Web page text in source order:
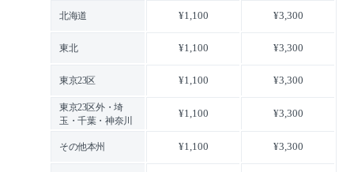
北海道 ¥1,100 ¥3,300
東北 ¥1,100 ¥3,300
東京23区 ¥1,100 ¥3,300
東京23区外・埼
玉・千葉・神奈川
¥1,100 ¥3,300
その他本州 ¥1,100 ¥3,300